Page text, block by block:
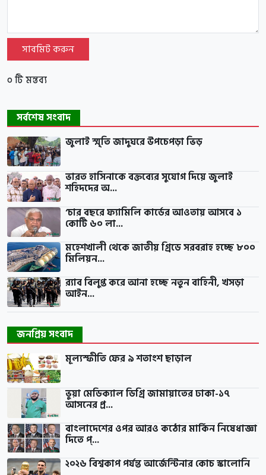
সাবমিট করুন
০ টি মন্তব্য
সর্বশেষ সংবাদ
জুলাই স্মৃতি জাদুঘরে উপচেপড়া ভিড়
ভারত হাসিনাকে বক্তব্যের সুযোগ দিয়ে জুলাই
শহিদদের অ...
‘চার বছরে ফ্যামিলি কার্ডের আওতায় আসবে ১
কোটি ৬০ লা...
মহেশখালী থেকে জাতীয় গ্রিডে সরবরাহ হচ্ছে ৮০০
মিলিয়ন...
র‍্যাব বিলুপ্ত করে আনা হচ্ছে নতুন বাহিনী, খসড়া
আইন...
জনপ্রিয় সংবাদ
মূল্যস্ফীতি ফের ৯ শতাংশ ছাড়াল
ভুয়া মেডিক্যাল ডিগ্রি জামায়াতের ঢাকা-১৭
আসনের প্র...
বাংলাদেশের ওপর আরও কঠোর মার্কিন নিষেধাজ্ঞা
দিতে প্...
২০২৬ বিশ্বকাপ পর্যন্ত আর্জেন্টিনার কোচ স্কালোনি